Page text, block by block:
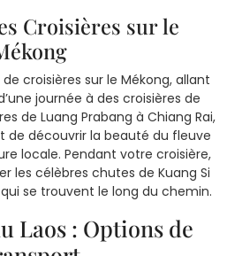
Croisières sur le
croisières sur le Mékong, allant
journée à des croisières de
de Luang Prabang à Chiang Rai,
de découvrir la beauté du fleuve
locale. Pendant votre croisière,
les célèbres chutes de Kuang Si
se trouvent le long du chemin.
Laos : Options de